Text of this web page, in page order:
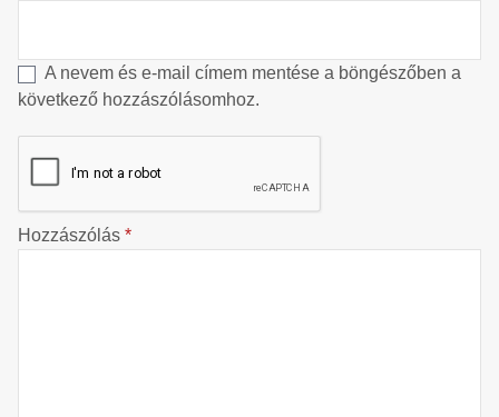
A nevem és e-mail címem mentése a böngészőben a
következő hozzászólásomhoz.
Hozzászólás *